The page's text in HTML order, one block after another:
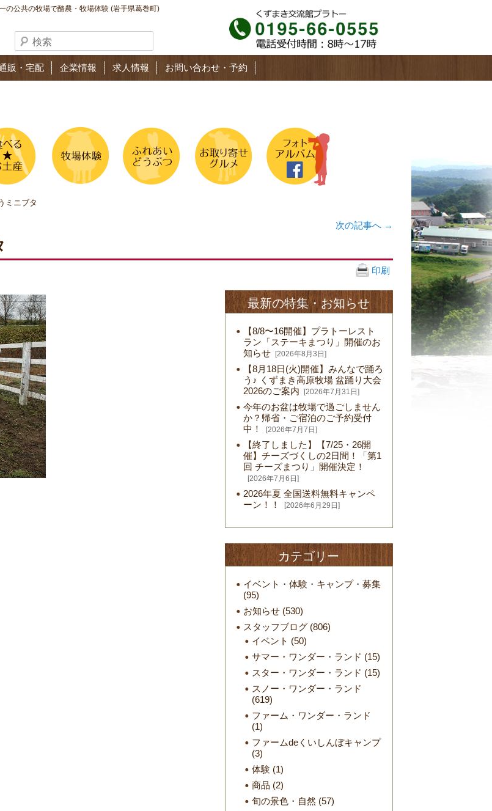
の公共の牧場で酪農・牧場体験 (岩手県葛巻町)
販・宅配 企業情報 求人情報 お問い合わせ・予約
ミニブタ
次の記事へ →
印刷
最新の特集・お知らせ
【8/8〜16開催】プラトーレスト
ラン「ステーキまつり」開催のお
知らせ
[2026年8月3日]
【8月18日(火)開催】みんなで踊ろ
う♪ くずまき高原牧場 盆踊り大会
2026のご案内
[2026年7月31日]
今年のお盆は牧場で過ごしません
か？帰省・ご宿泊のご予約受付
中！
[2026年7月7日]
【終了しました】【7/25・26開
催】チーズづくしの2日間！「第1
回 チーズまつり」開催決定！
[2026年7月6日]
2026年夏 全国送料無料キャンペ
ーン！！
[2026年6月29日]
カテゴリー
イベント・体験・キャンプ・募集
(95)
お知らせ(530)
スタッフブログ(806)
イベント (50)
サマー・ワンダー・ランド (15)
スター・ワンダー・ランド (15)
スノー・ワンダー・ランド
(619)
ファーム・ワンダー・ランド
(1)
ファームdeくいしんぼキャンプ
(3)
体験 (1)
商品 (2)
旬の景色・自然 (57)